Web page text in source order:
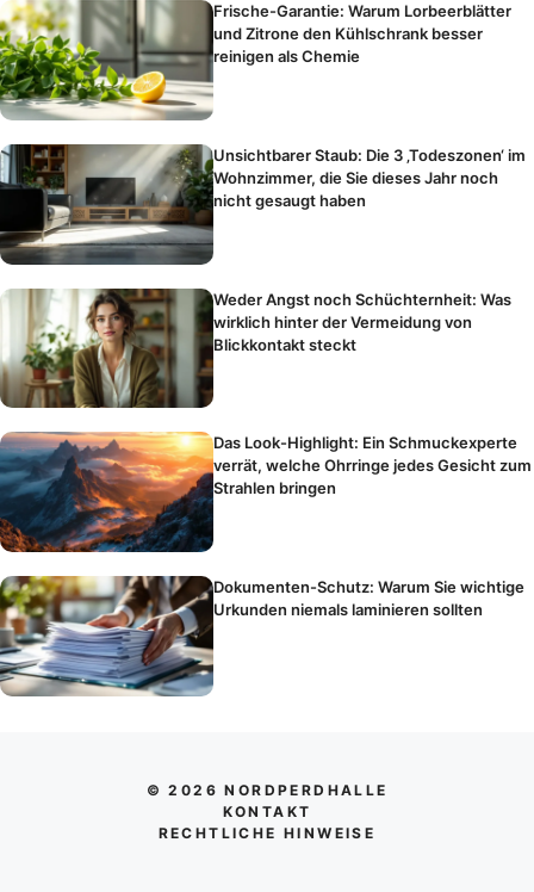
Frische-Garantie: Warum Lorbeerblätter
und Zitrone den Kühlschrank besser
reinigen als Chemie
Unsichtbarer Staub: Die 3 ‚Todeszonen‘ im
Wohnzimmer, die Sie dieses Jahr noch
nicht gesaugt haben
Weder Angst noch Schüchternheit: Was
wirklich hinter der Vermeidung von
Blickkontakt steckt
Das Look-Highlight: Ein Schmuckexperte
verrät, welche Ohrringe jedes Gesicht zum
Strahlen bringen
Dokumenten-Schutz: Warum Sie wichtige
Urkunden niemals laminieren sollten
© 2026 NORDPERDHALLE
KONTAKT
RECHTLICHE HINWEISE